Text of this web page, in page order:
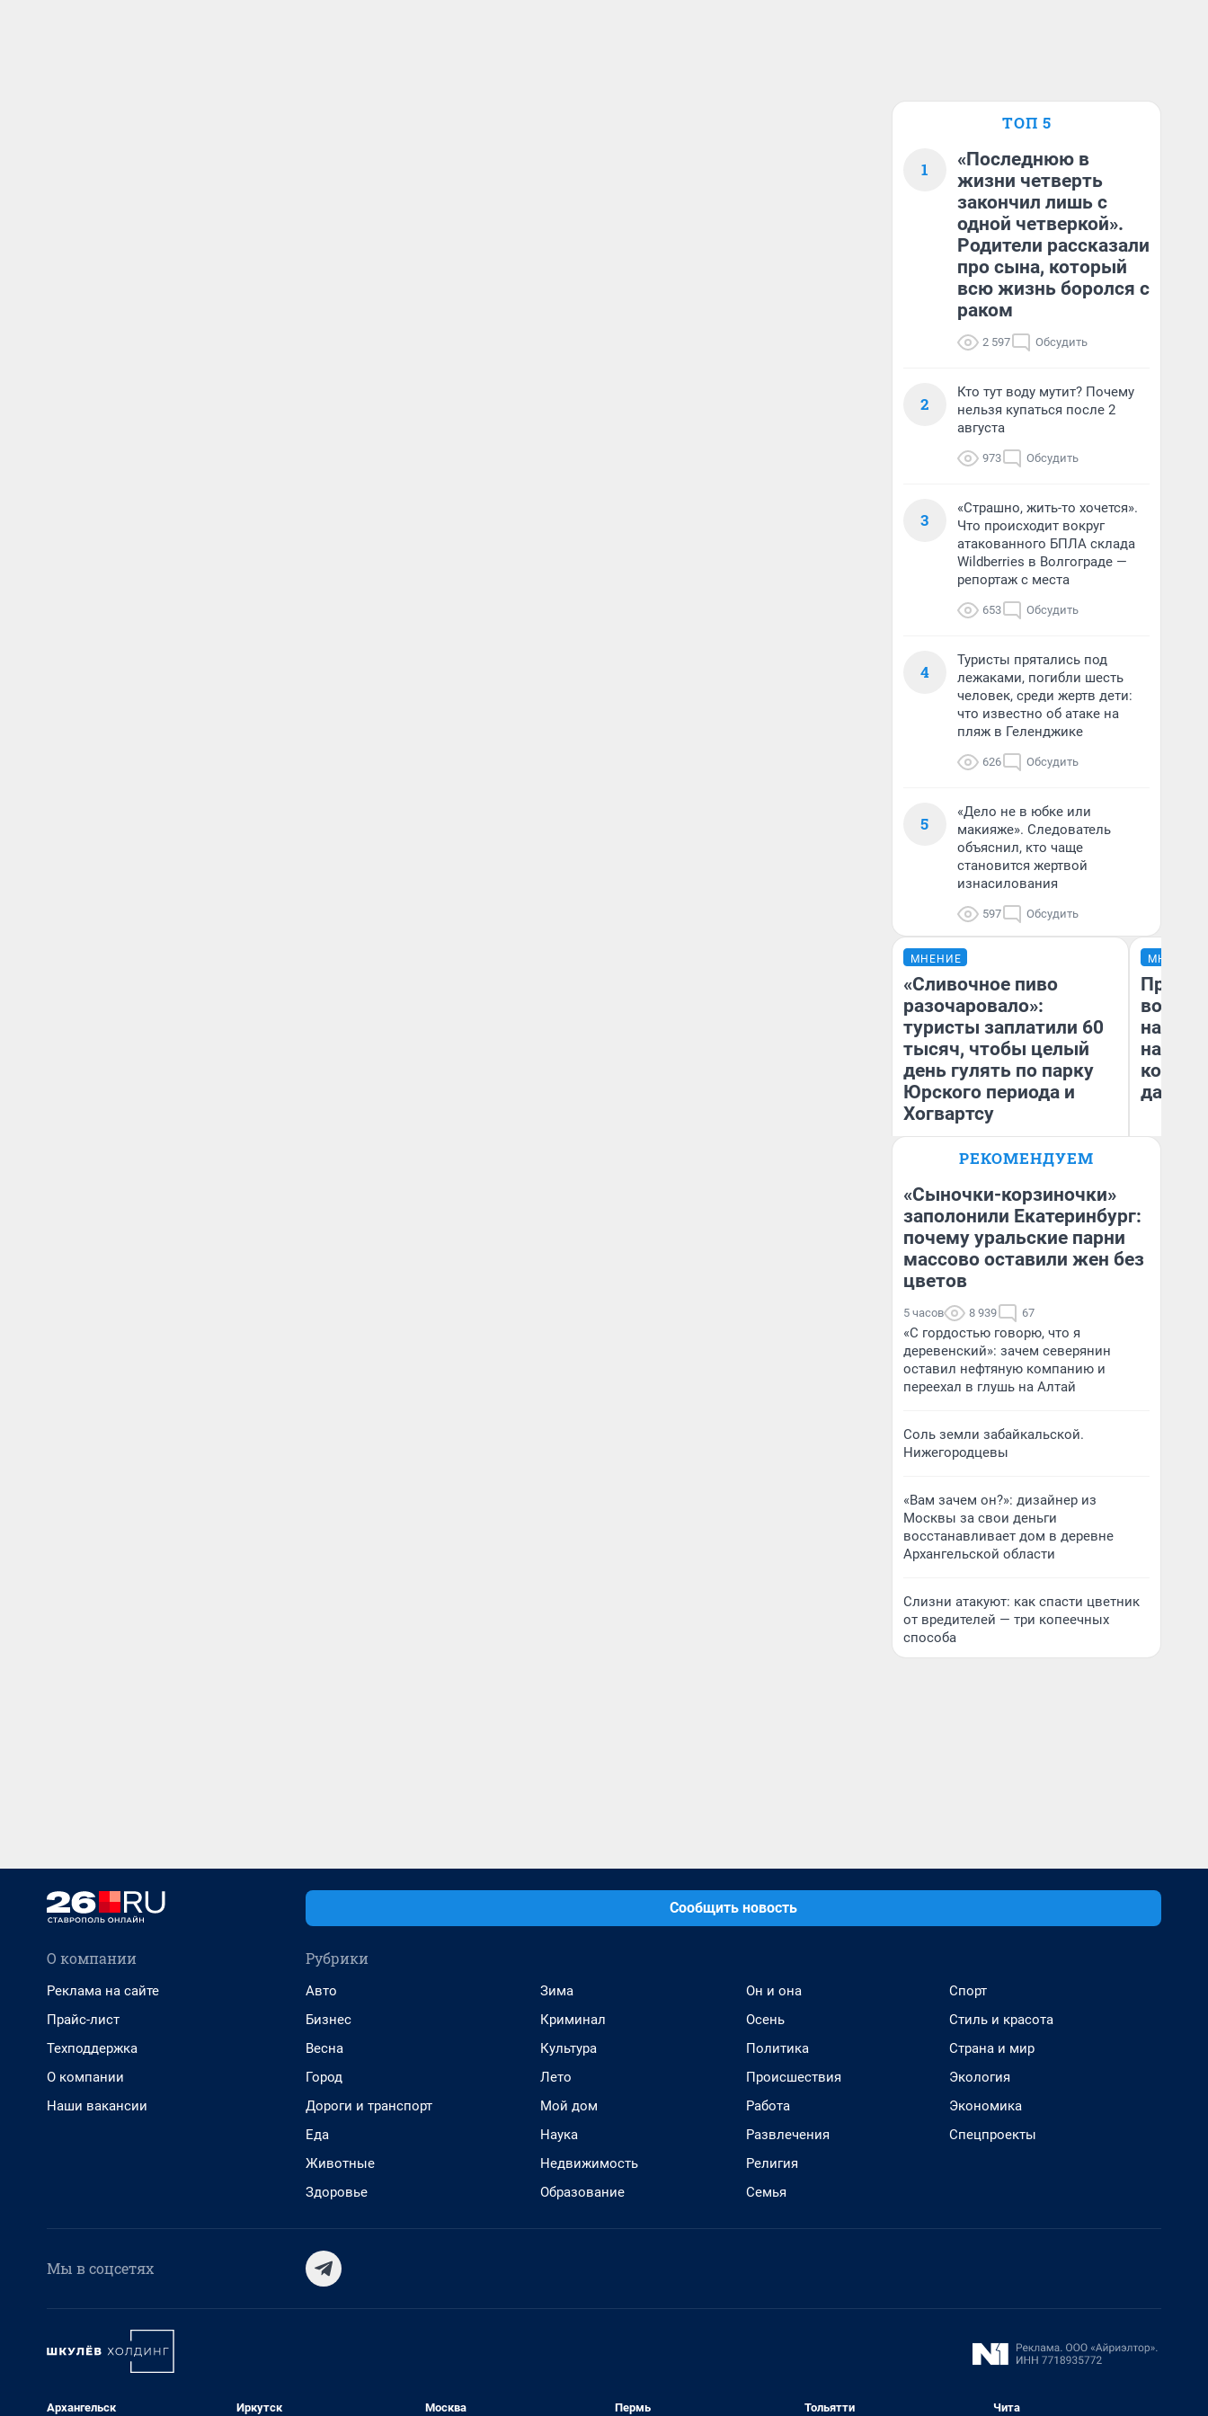
ТОП 5
1
«Последнюю в
жизни четверть
закончил лишь с
одной четверкой».
Родители рассказали
про сына, который
всю жизнь боролся с
раком
2 597 Обсудить
2
Кто тут воду мутит? Почему
нельзя купаться после 2
августа
973 Обсудить
3
«Страшно, жить-то хочется».
Что происходит вокруг
атакованного БПЛА склада
Wildberries в Волгограде —
репортаж с места
653 Обсудить
4
Туристы прятались под
лежаками, погибли шесть
человек, среди жертв дети:
что известно об атаке на
пляж в Геленджике
626 Обсудить
5
«Дело не в юбке или
макияже». Следователь
объяснил, кто чаще
становится жертвой
изнасилования
597 Обсудить
МНЕНИЕ
«Сливочное пиво
разочаровало»:
туристы заплатили 60
тысяч, чтобы целый
день гулять по парку
Юрского периода и
Хогвартсу
МНЕНИЕ
нам
даже
РЕКОМЕНДУЕМ
«Сыночки-корзиночки»
заполонили Екатеринбург:
почему уральские парни
массово оставили жен без
цветов
5 часов 8 939 67
«С гордостью говорю, что я
деревенский»: зачем северянин
оставил нефтяную компанию и
переехал в глушь на Алтай
Соль земли забайкальской.
Нижегородцевы
«Вам зачем он?»: дизайнер из
Москвы за свои деньги
восстанавливает дом в деревне
Архангельской области
Слизни атакуют: как спасти цветник
от вредителей — три копеечных
способа
Сообщить новость
О компании
Реклама на сайте
Прайс-лист
Техподдержка
О компании
Наши вакансии
Рубрики
Авто
Бизнес
Весна
Город
Дороги и транспорт
Еда
Животные
Здоровье
Зима
Криминал
Культура
Лето
Мой дом
Наука
Недвижимость
Образование
Он и она
Осень
Политика
Происшествия
Работа
Развлечения
Религия
Семья
Спорт
Стиль и красота
Страна и мир
Экология
Экономика
Спецпроекты
Мы в соцсетях
Архангельск Иркутск Москва Пермь Тольятти Чита